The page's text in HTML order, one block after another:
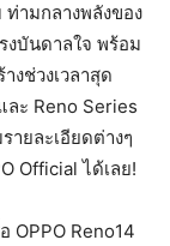
ามกลางพลังของ
งบันดาลใจ พร้อม
งช่วงเวลาสุด
ละ Reno Series
ยละเอียดต่างๆ
Official ได้เลย!
OPPO Reno14